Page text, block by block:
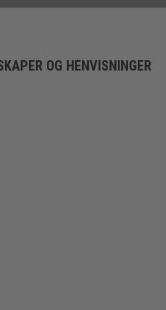
OG HENVISNINGER